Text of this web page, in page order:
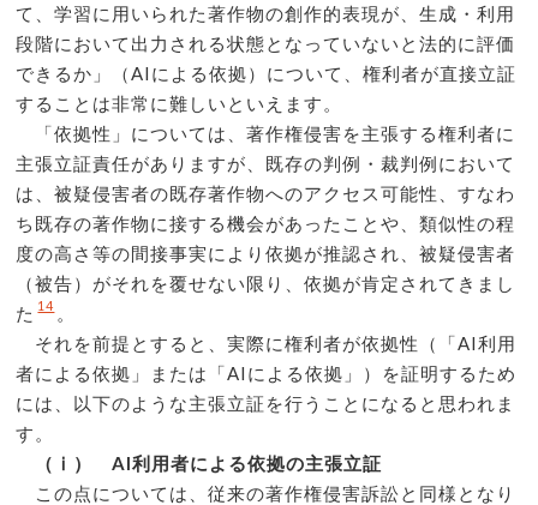
て、学習に用いられた著作物の創作的表現が、生成・利用
段階において出力される状態となっていないと法的に評価
できるか」（AIによる依拠）について、権利者が直接立証
することは非常に難しいといえます。
「依拠性」については、著作権侵害を主張する権利者に
主張立証責任がありますが、既存の判例・裁判例において
は、被疑侵害者の既存著作物へのアクセス可能性、すなわ
ち既存の著作物に接する機会があったことや、類似性の程
度の高さ等の間接事実により依拠が推認され、被疑侵害者
（被告）がそれを覆せない限り、依拠が肯定されてきまし
た 14 。
それを前提とすると、実際に権利者が依拠性（「AI利用
者による依拠」または「AIによる依拠」）を証明するため
には、以下のような主張立証を行うことになると思われま
す。
（ⅰ） AI利用者による依拠の主張立証
この点については、従来の著作権侵害訴訟と同様となり